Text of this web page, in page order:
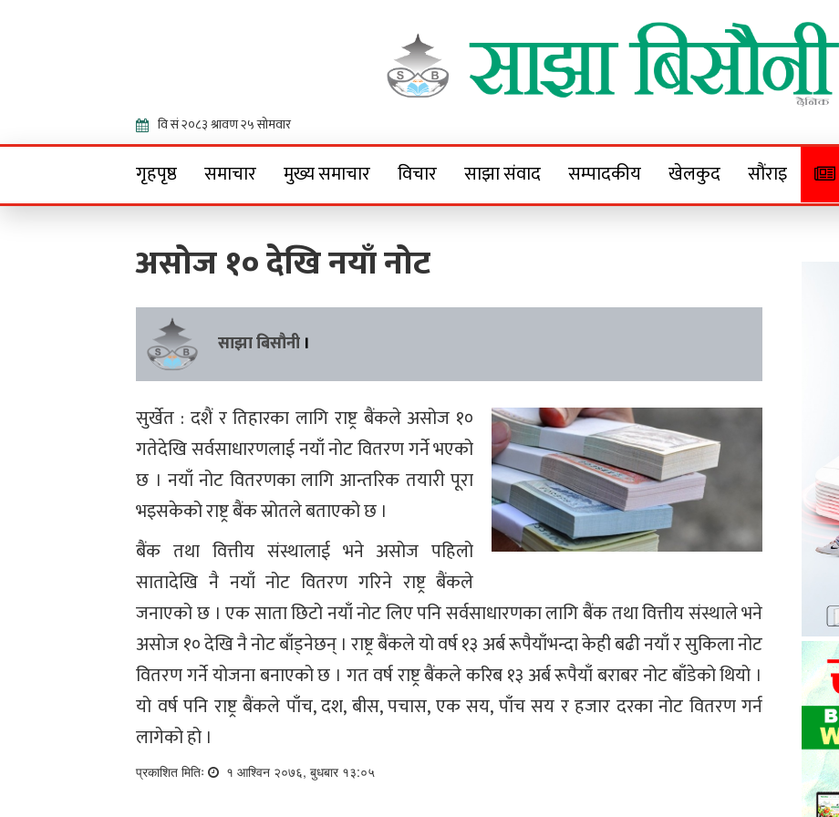
Sajha Bisaunee
गृहपृष्ठ समाचार मुख्य समाचार विचार साझा संवाद सम्पादकीय खेलकुद सौंराइ
असोज १० देखि नयाँ नोट
साझा बिसौनी ।
सुर्खेत : दशैं र तिहारका लागि राष्ट्र बैंकले असोज १०
गतेदेखि सर्वसाधारणलाई नयाँ नोट वितरण गर्ने भएको
छ । नयाँ नोट वितरणका लागि आन्तरिक तयारी पूरा
भइसकेको राष्ट्र बैंक स्रोतले बताएको छ ।
बैंक तथा वित्तीय संस्थालाई भने असोज पहिलो
सातादेखि नै नयाँ नोट वितरण गरिने राष्ट्र बैंकले
जनाएको छ । एक साता छिटो नयाँ नोट लिए पनि सर्वसाधारणका लागि बैंक तथा वित्तीय संस्थाले भने
असोज १० देखि नै नोट बाँड्नेछन् । राष्ट्र बैंकले यो वर्ष १३ अर्ब रूपैयाँभन्दा केही बढी नयाँ र सुकिला नोट
वितरण गर्ने योजना बनाएको छ । गत वर्ष राष्ट्र बैंकले करिब १३ अर्ब रूपैयाँ बराबर नोट बाँडेको थियो ।
यो वर्ष पनि राष्ट्र बैंकले पाँच, दश, बीस, पचास, एक सय, पाँच सय र हजार दरका नोट वितरण गर्न
लागेको हो ।
प्रकाशित मितिः १ आश्विन २०७६, बुधबार १३:०५